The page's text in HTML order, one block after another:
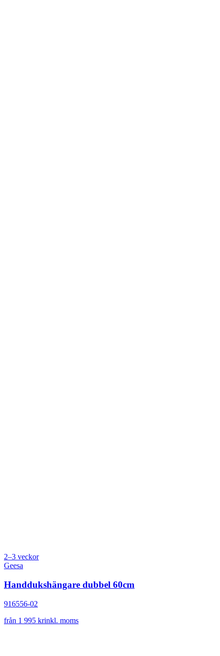
2–3 veckor
Geesa
Handdukshängare dubbel 60cm
916556-02
från 1 995 krinkl. moms